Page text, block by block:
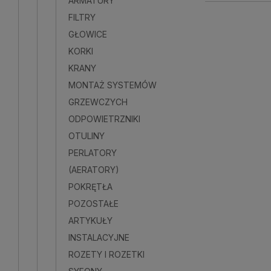
FILTRY
GŁOWICE
KORKI
KRANY
MONTAŻ SYSTEMÓW
GRZEWCZYCH
ODPOWIETRZNIKI
OTULINY
PERLATORY
(AERATORY)
POKRĘTŁA
POZOSTAŁE
ARTYKUŁY
INSTALACYJNE
ROZETY I ROZETKI